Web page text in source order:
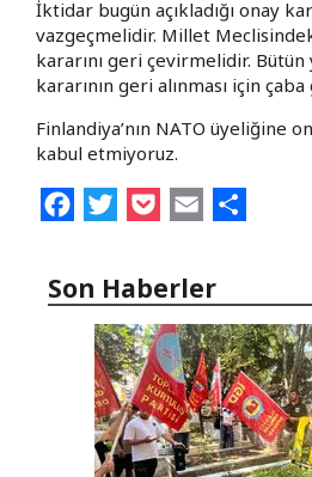
İktidar bugün açıkladığı onay
vazgeçmelidir. Millet
kararını geri çevirmelidir.
kararının geri alınması için
Finlandiya’nın NATO üyeliğine
kabul etmiyoruz.
FacebookTwitterPocketEmail
Son Haberler